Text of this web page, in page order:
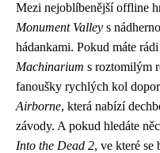
Mezi nejoblíbenější offline
Monument Valley s
hádankami. Pokud máte
Machinarium s roztomilým
fanoušky rychlých kol
Airborne, která nabízí
závody. A pokud hledáte
Into the Dead 2, ve které se